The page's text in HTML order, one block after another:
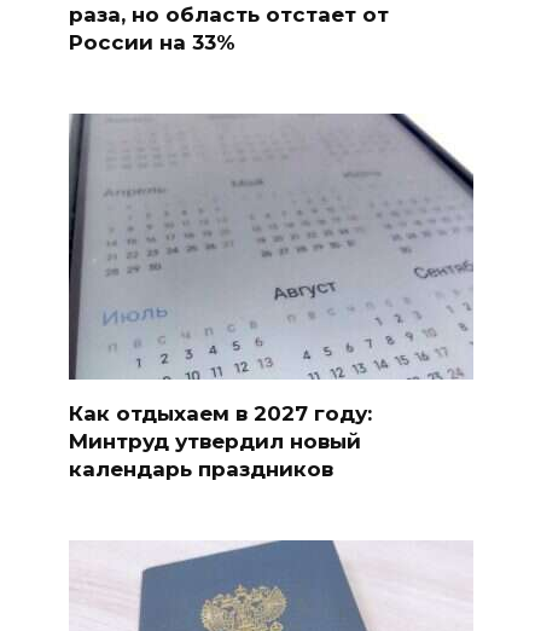
раза, но область отстает от
России на 33%
Как отдыхаем в 2027 году:
Минтруд утвердил новый
календарь праздников